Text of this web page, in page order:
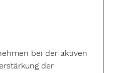
bei der aktiven
der